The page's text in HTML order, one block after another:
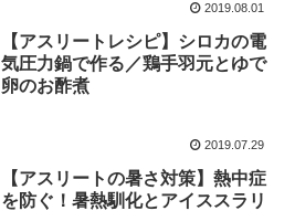
2019.08.01
【アスリートレシピ】シロカの電
気圧力鍋で作る／鶏手羽元とゆで
卵のお酢煮
2019.07.29
【アスリートの暑さ対策】熱中症
を防ぐ！暑熱馴化とアイススラリ